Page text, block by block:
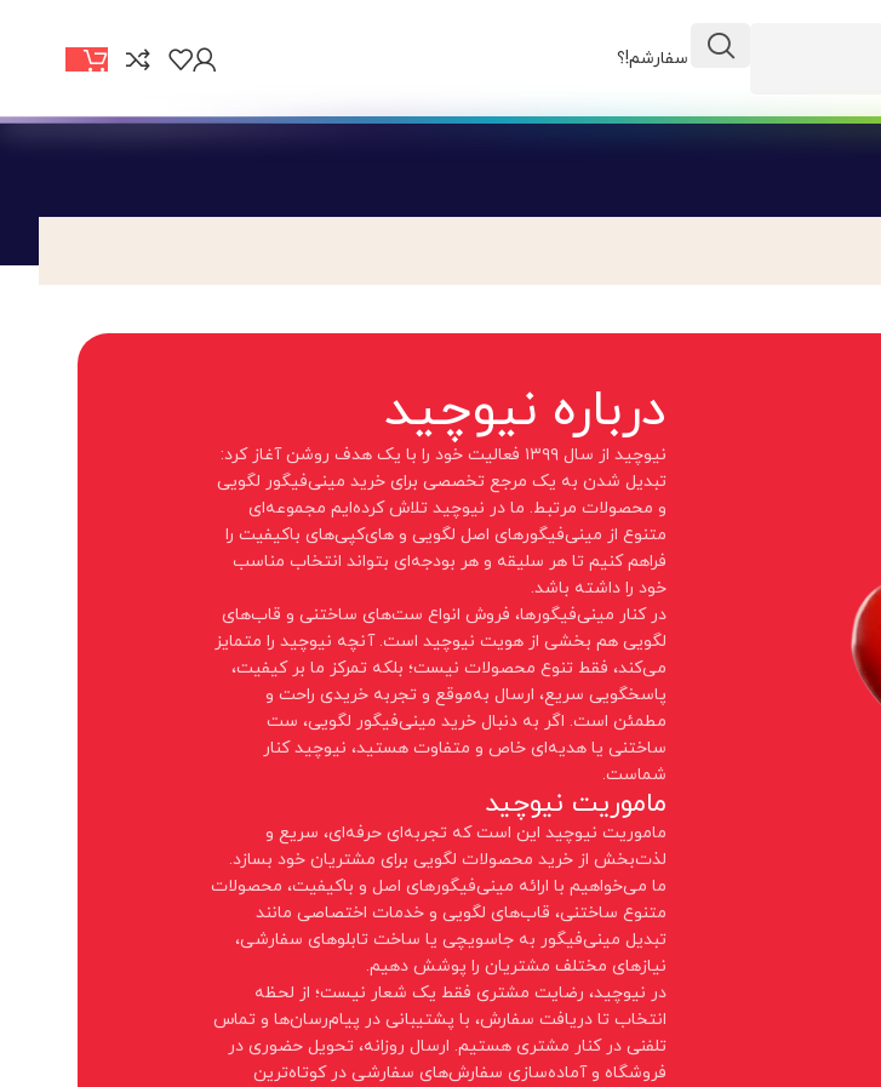
وضعیت سفارشم!؟
درباره نیوچید
نیوچید از سال ۱۳۹۹ فعالیت خود را با یک هدف روشن آغاز کرد:
تبدیل شدن به یک مرجع تخصصی برای خرید مینی‌فیگور لگویی
و محصولات مرتبط. ما در نیوچید تلاش کرده‌ایم مجموعه‌ای
متنوع از مینی‌فیگورهای اصل لگویی و های‌کپی‌های باکیفیت را
فراهم کنیم تا هر سلیقه و هر بودجه‌ای بتواند انتخاب مناسب
خود را داشته باشد.
در کنار مینی‌فیگورها، فروش انواع ست‌های ساختنی و قاب‌های
لگویی هم بخشی از هویت نیوچید است. آنچه نیوچید را متمایز
می‌کند، فقط تنوع محصولات نیست؛ بلکه تمرکز ما بر کیفیت،
پاسخگویی سریع، ارسال به‌موقع و تجربه خریدی راحت و
مطمئن است. اگر به دنبال خرید مینی‌فیگور لگویی، ست
ساختنی یا هدیه‌ای خاص و متفاوت هستید، نیوچید کنار
شماست.
ماموریت نیوچید
ماموریت نیوچید این است که تجربه‌ای حرفه‌ای، سریع و
لذت‌بخش از خرید محصولات لگویی برای مشتریان خود بسازد.
ما می‌خواهیم با ارائه مینی‌فیگورهای اصل و باکیفیت، محصولات
متنوع ساختنی، قاب‌های لگویی و خدمات اختصاصی مانند
تبدیل مینی‌فیگور به جاسویچی یا ساخت تابلوهای سفارشی،
نیازهای مختلف مشتریان را پوشش دهیم.
در نیوچید، رضایت مشتری فقط یک شعار نیست؛ از لحظه
انتخاب تا دریافت سفارش، با پشتیبانی در پیام‌رسان‌ها و تماس
تلفنی در کنار مشتری هستیم. ارسال روزانه، تحویل حضوری در
فروشگاه و آماده‌سازی سفارش‌های سفارشی در کوتاه‌ترین